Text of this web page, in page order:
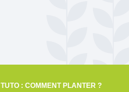
TUTO : COMMENT PLANTER ?